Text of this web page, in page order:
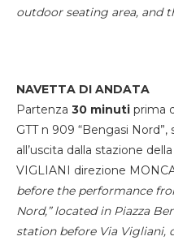
outdoor seating area, and
NAVETTA DI ANDATA
Partenza 30 minuti prima
GTT n 909 “Bengasi
all’uscita dalla stazione
VIGLIANI direzione
before the performance
Nord,” located in Piazza
station before Via Vigliani,